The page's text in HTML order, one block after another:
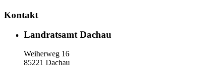
Kontakt
Landratsamt Dachau
Weiherweg 16
85221 Dachau